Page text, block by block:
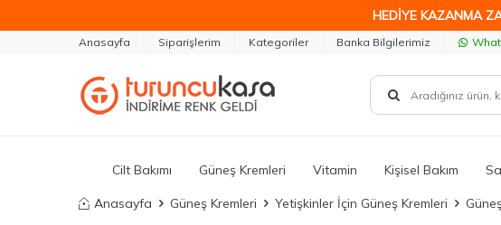
HEDİYE KAZANMA
Anasayfa Siparişlerim Kategoriler Banka Bilgilerimiz
Cilt Bakımı Güneş Kremleri Vitamin Kişisel Bakım
Anasayfa Güneş Kremleri Yetişkinler İçin Güneş Kremleri